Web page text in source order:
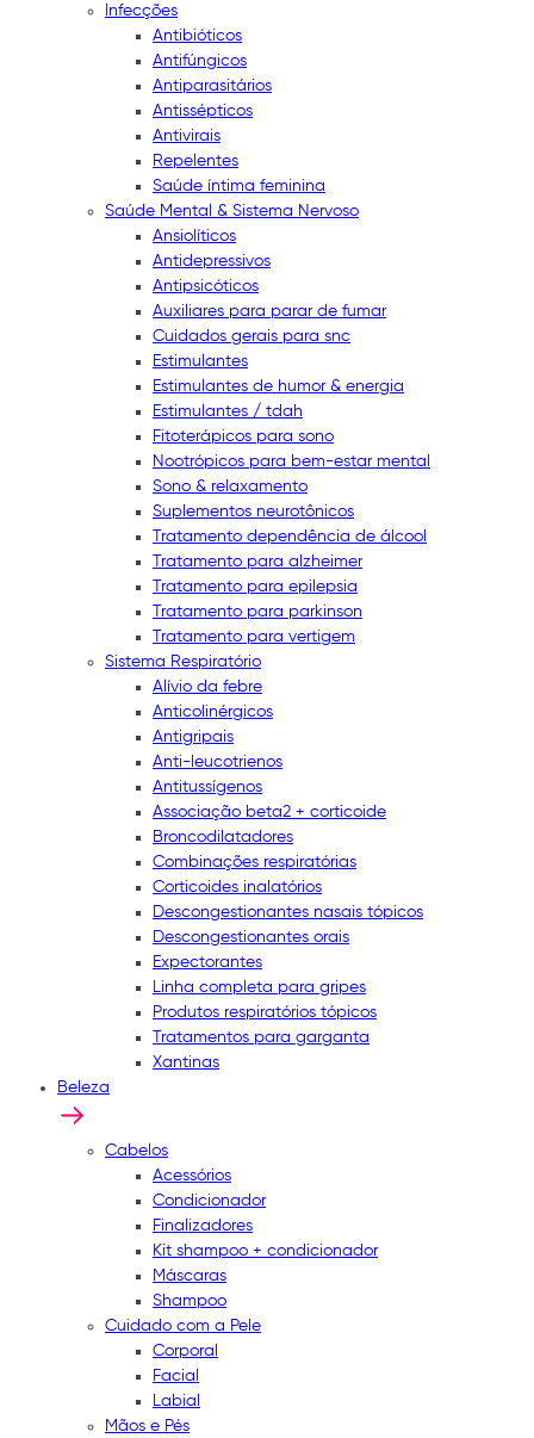
Infecções
Antibióticos
Antifúngicos
Antiparasitários
Antissépticos
Antivirais
Repelentes
Saúde íntima feminina
Saúde Mental & Sistema Nervoso
Ansiolíticos
Antidepressivos
Antipsicóticos
Auxiliares para parar de fumar
Cuidados gerais para snc
Estimulantes
Estimulantes de humor & energia
Estimulantes / tdah
Fitoterápicos para sono
Nootrópicos para bem-estar mental
Sono & relaxamento
Suplementos neurotônicos
Tratamento dependência de álcool
Tratamento para alzheimer
Tratamento para epilepsia
Tratamento para parkinson
Tratamento para vertigem
Sistema Respiratório
Alívio da febre
Anticolinérgicos
Antigripais
Anti-leucotrienos
Antitussígenos
Associação beta2 + corticoide
Broncodilatadores
Combinações respiratórias
Corticoides inalatórios
Descongestionantes nasais tópicos
Descongestionantes orais
Expectorantes
Linha completa para gripes
Produtos respiratórios tópicos
Tratamentos para garganta
Xantinas
Beleza
Cabelos
Acessórios
Condicionador
Finalizadores
Kit shampoo + condicionador
Máscaras
Shampoo
Cuidado com a Pele
Corporal
Facial
Labial
Mãos e Pés